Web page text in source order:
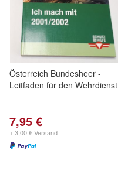
Österreich Bundesheer -
Leitfaden für den Wehrdienst
7,95 €
+ 3,00 € Versand